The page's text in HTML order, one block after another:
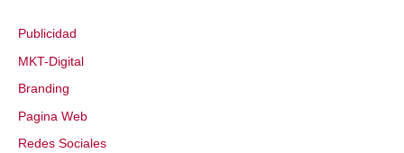
Publicidad
MKT-Digital
Branding
Pagina Web
Redes Sociales